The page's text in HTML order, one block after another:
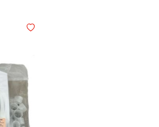
Legg i ønskelisten